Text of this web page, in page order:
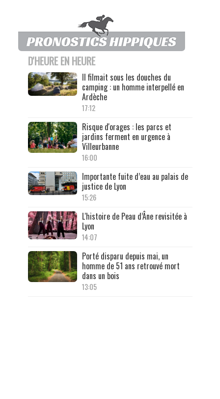
D'HEURE EN HEURE
Il filmait sous les douches du
camping : un homme interpellé en
Ardèche
17:12
Risque d'orages : les parcs et
jardins ferment en urgence à
Villeurbanne
16:00
Importante fuite d’eau au palais de
justice de Lyon
15:26
L'histoire de Peau d’Âne revisitée à
Lyon
14:07
Porté disparu depuis mai, un
homme de 51 ans retrouvé mort
dans un bois
13:05